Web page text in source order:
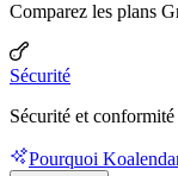
Comparez les plans
Sécurité
Sécurité et
Pourquoi